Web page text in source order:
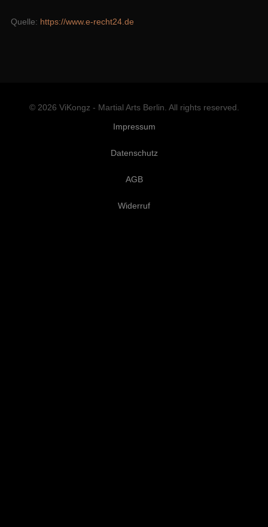
Quelle: https://www.e-recht24.de
© 2026 ViKongz - Martial Arts Berlin. All rights reserved.
Impressum
Datenschutz
AGB
Widerruf